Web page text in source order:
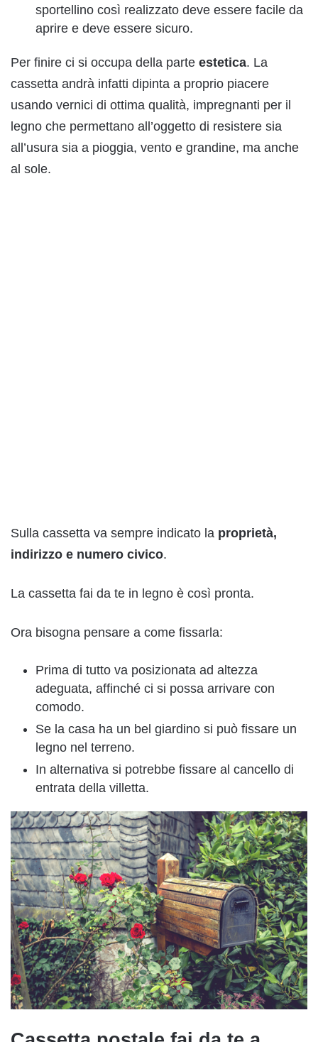
sportellino così realizzato deve essere facile da
aprire e deve essere sicuro.
Per finire ci si occupa della parte estetica. La
cassetta andrà infatti dipinta a proprio piacere
usando vernici di ottima qualità, impregnanti per il
legno che permettano all’oggetto di resistere sia
all’usura sia a pioggia, vento e grandine, ma anche
al sole.
Sulla cassetta va sempre indicato la proprietà,
indirizzo e numero civico.
La cassetta fai da te in legno è così pronta.
Ora bisogna pensare a come fissarla:
Prima di tutto va posizionata ad altezza
adeguata, affinché ci si possa arrivare con
comodo.
Se la casa ha un bel giardino si può fissare un
legno nel terreno.
In alternativa si potrebbe fissare al cancello di
entrata della villetta.